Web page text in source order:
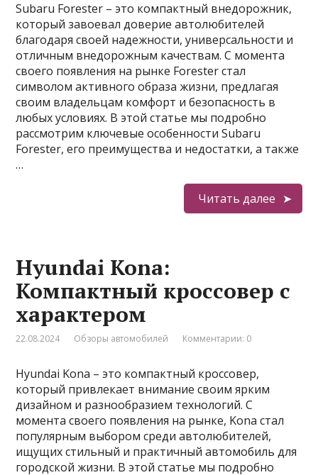
Subaru Forester – это компактный внедорожник,
который завоевал доверие автолюбителей
благодаря своей надежности, универсальности и
отличным внедорожным качествам. С момента
своего появления на рынке Forester стал
символом активного образа жизни, предлагая
своим владельцам комфорт и безопасность в
любых условиях. В этой статье мы подробно
рассмотрим ключевые особенности Subaru
Forester, его преимущества и недостатки, а также
…
Читать далее
Hyundai Kona:
Компактный кроссовер с
характером
22.08.2024 Обзоры автомобилей Комментарии: 0
Hyundai Kona – это компактный кроссовер,
который привлекает внимание своим ярким
дизайном и разнообразием технологий. С
момента своего появления на рынке, Kona стал
популярным выбором среди автолюбителей,
ищущих стильный и практичный автомобиль для
городской жизни. В этой статье мы подробно